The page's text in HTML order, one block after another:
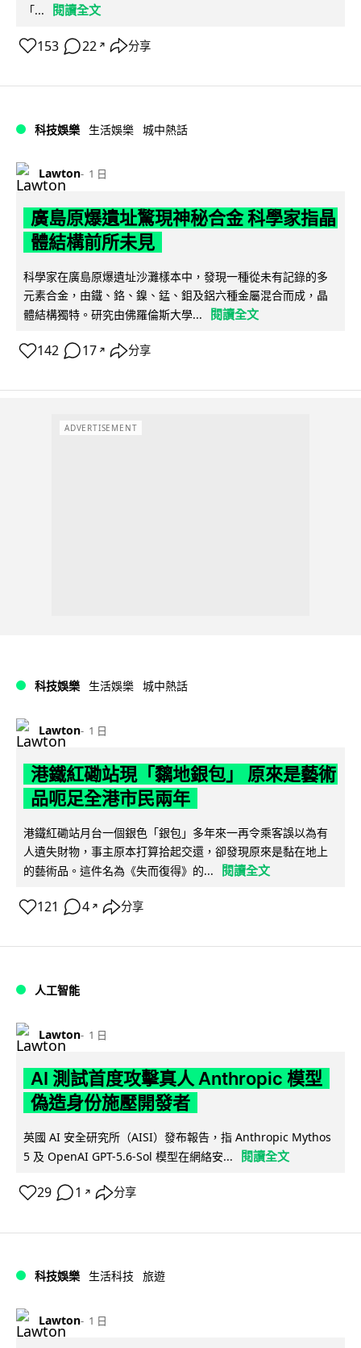
「...
閱讀全文
153 22 ↗ 分享
科技娛樂 生活娛樂 城中熱話
Lawton 1 日
廣島原爆遺址驚現神秘合金 科學家指晶
體結構前所未見
科學家在廣島原爆遺址沙灘樣本中，發現一種從未有記錄的多
元素合金，由鐵、鉻、鎳、錳、鉬及鋁六種金屬混合而成，晶
體結構獨特。研究由佛羅倫斯大學...
閱讀全文
142 17 ↗ 分享
ADVERTISEMENT
科技娛樂 生活娛樂 城中熱話
Lawton 1 日
港鐵紅磡站現「黐地銀包」 原來是藝術
品呃足全港市民兩年
港鐵紅磡站月台一個銀色「銀包」多年來一再令乘客誤以為有
人遺失財物，事主原本打算拾起交還，卻發現原來是黏在地上
的藝術品。這件名為《失而復得》的...
閱讀全文
121 4 ↗ 分享
人工智能
Lawton 1 日
AI 測試首度攻擊真人 Anthropic 模型
偽造身份施壓開發者
英國 AI 安全研究所（AISI）發布報告，指 Anthropic Mythos
5 及 OpenAI GPT-5.6-Sol 模型在網絡安...
閱讀全文
29 1 ↗ 分享
科技娛樂 生活科技 旅遊
Lawton 1 日